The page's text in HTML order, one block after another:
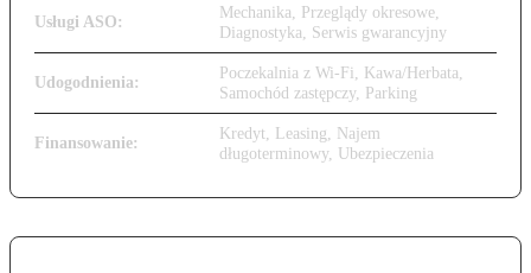
Usługi ASO:
Mechanika, Przeglądy okresowe,
Diagnostyka, Serwis gwarancyjny
Udogodnienia:
Poczekalnia z Wi-Fi, Kawa/Herbata,
Samochód zastępczy, Parking
Finansowanie:
Kredyt, Leasing, Najem
długoterminowy, Ubezpieczenia